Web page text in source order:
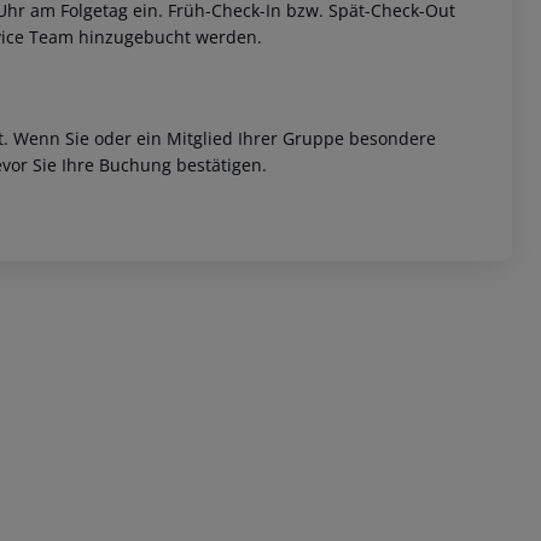
am Folgetag ein. Früh-Check-In bzw. Spät-Check-Out
Team hinzugebucht werden.
Sie oder ein Mitglied Ihrer Gruppe besondere
Sie Ihre Buchung bestätigen.